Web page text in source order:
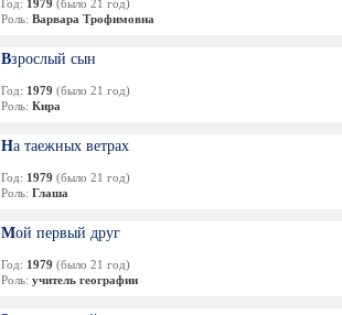
Год: 1979 (было 21 год)
Роль: Варвара Трофимовна
Взрослый сын
Год: 1979 (было 21 год)
Роль: Кира
На таежных ветрах
Год: 1979 (было 21 год)
Роль: Глаша
Мой первый друг
Год: 1979 (было 21 год)
Роль: учитель географии